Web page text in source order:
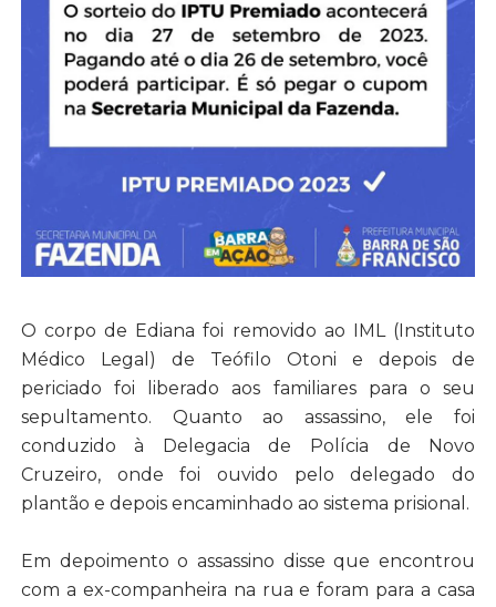
O corpo de Ediana foi removido ao IML (Instituto
Médico Legal) de Teófilo Otoni e depois de
periciado foi liberado aos familiares para o seu
sepultamento. Quanto ao assassino, ele foi
conduzido à Delegacia de Polícia de Novo
Cruzeiro, onde foi ouvido pelo delegado do
plantão e depois encaminhado ao sistema prisional.
Em depoimento o assassino disse que encontrou
com a ex-companheira na rua e foram para a casa